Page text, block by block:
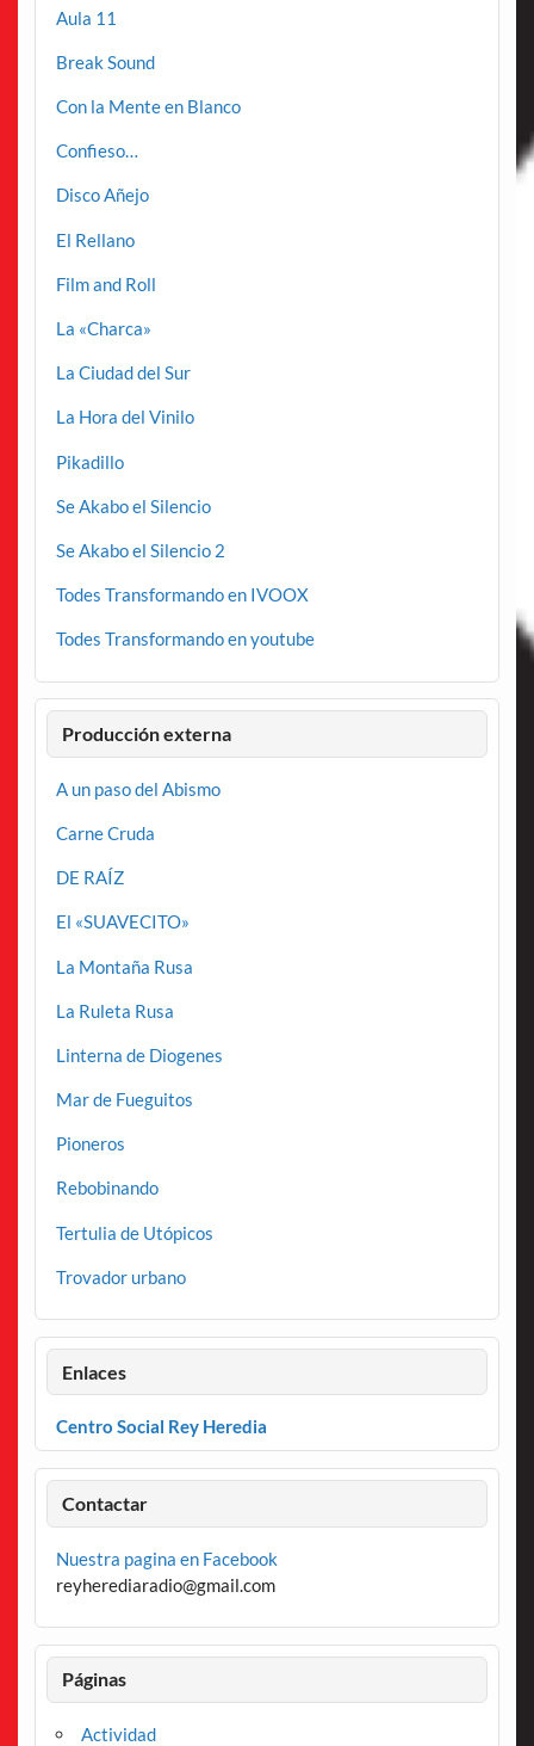
Aula 11
Break Sound
Con la Mente en Blanco
Confieso…
Disco Añejo
El Rellano
Film and Roll
La «Charca»
La Ciudad del Sur
La Hora del Vinilo
Pikadillo
Se Akabo el Silencio
Se Akabo el Silencio 2
Todes Transformando en IVOOX
Todes Transformando en youtube
Producción externa
A un paso del Abismo
Carne Cruda
DE RAÍZ
El «SUAVECITO»
La Montaña Rusa
La Ruleta Rusa
Linterna de Diogenes
Mar de Fueguitos
Pioneros
Rebobinando
Tertulia de Utópicos
Trovador urbano
Enlaces
Centro Social Rey Heredia
Contactar
Nuestra pagina en Facebook
reyherediaradio@gmail.com
Páginas
Actividad